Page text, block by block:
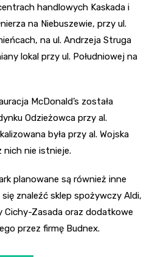
handlowych Kaskada i
na Niebuszewie, przy ul.
na ul. Andrzeja Struga
lokal przy ul. Południowej na
McDonald’s została
Odzieżowca przy al.
była przy al. Wojska
nich nie istnieje.
planowane są również inne
znaleźć sklep spożywczy Aldi,
Cichy-Zasada oraz dodatkowe
przez firmę Budnex.